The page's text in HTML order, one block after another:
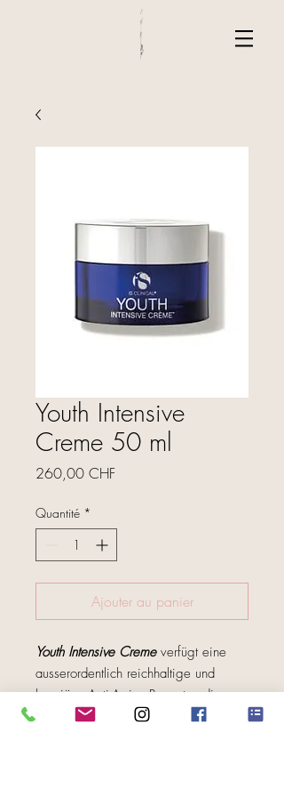
Youth Intensive
Creme 50 ml
260,00 CHFPrix
Quantité *
Ajouter au panier
Youth Intensive Cremeverfügt eine
ausserordentlich reichhaltige und
luxuriöse Anti-Aging-Rezeptur, die
feine Linien und Falten reduziert und